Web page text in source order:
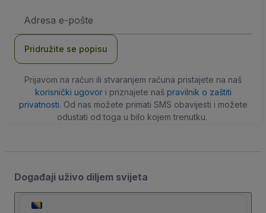
mail
Pridružite se popisu
Prijavom na račun ili stvaranjem računa pristajete na naš
korisnički ugovori priznajete naš pravilnik o zaštiti
privatnosti. Od nas možete primati SMS obavijesti i možete
odustati od toga u bilo kojem trenutku.
Događaji uživo diljem svijeta